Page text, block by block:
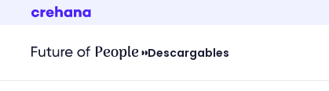
Descargables